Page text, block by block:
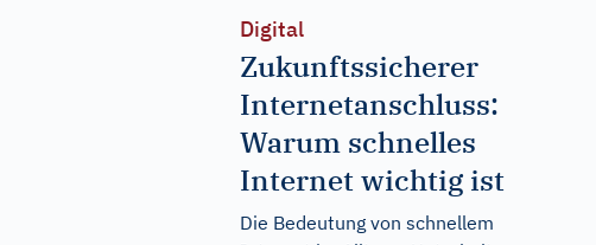
Digital
Zukunftssicherer
Internetanschluss:
Warum schnelles
Internet wichtig ist
Die Bedeutung von schnellem